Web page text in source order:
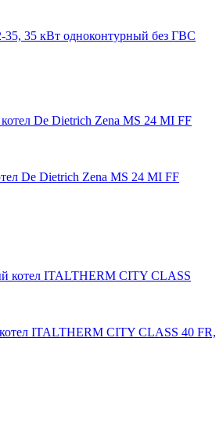
35, 35 кВт одноконтурный без ГВС
De Dietrich Zena MS 24 MI FF
ITALTHERM CITY CLASS 40 FR,